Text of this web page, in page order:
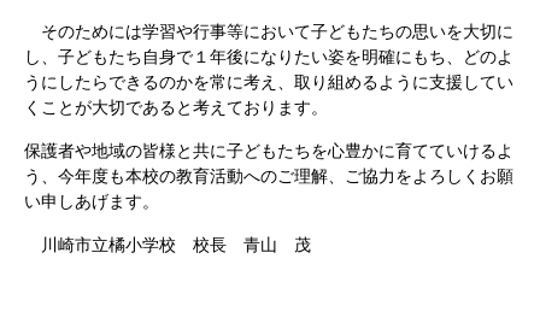
そのためには学習や行事等において子どもたちの思いを大切に
し、子どもたち自身で１年後になりたい姿を明確にもち、どのよ
うにしたらできるのかを常に考え、取り組めるように支援してい
くことが大切であると考えております。
保護者や地域の皆様と共に子どもたちを心豊かに育てていけるよ
う、今年度も本校の教育活動へのご理解、ご協力をよろしくお願
い申しあげます。
川崎市立橘小学校 校長 青山 茂